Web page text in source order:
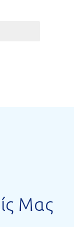
Μας